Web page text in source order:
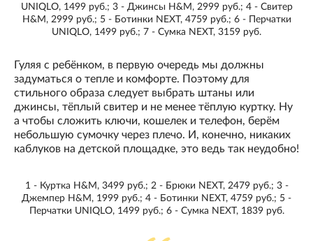
UNIQLO, 1499 руб.; 3 - Джинсы H&M, 2999 руб.; 4 - Свитер
H&M, 2999 руб.; 5 - Ботинки NEXT, 4759 руб.; 6 - Перчатки
UNIQLO, 1499 руб.; 7 - Сумка NEXT, 3159 руб.
Гуляя с ребёнком, в первую очередь мы должны
задуматься о тепле и комфорте. Поэтому для
стильного образа следует выбрать штаны или
джинсы, тёплый свитер и не менее тёплую куртку. Ну
а чтобы сложить ключи, кошелек и телефон, берём
небольшую сумочку через плечо. И, конечно, никаких
каблуков на детской площадке, это ведь так неудобно!
1 - Куртка H&M, 3499 руб.; 2 - Брюки NEXT, 2479 руб.; 3 -
Джемпер H&M, 1999 руб.; 4 - Ботинки NEXT, 4759 руб.; 5 -
Перчатки UNIQLO, 1499 руб.; 6 - Сумка NEXT, 1839 руб.